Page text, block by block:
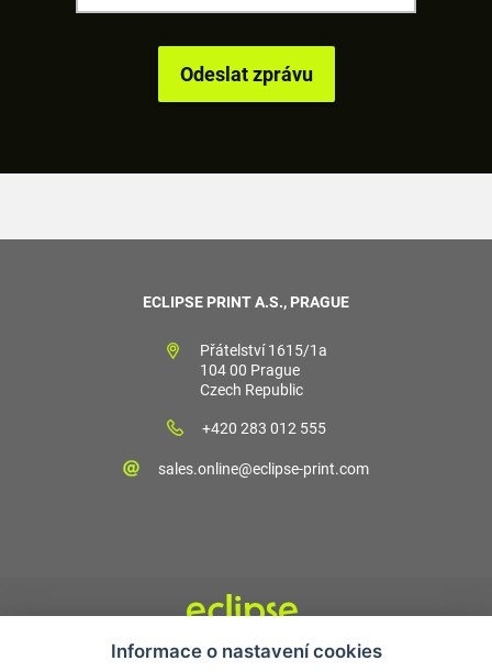
ECLIPSE PRINT A.S., PRAGUE
Přátelství 1615/1a
104 00 Prague
Czech Republic
+420 283 012 555
sales.online@eclipse-print.com
Obchodní podmínky
Informace o nastavení cookies